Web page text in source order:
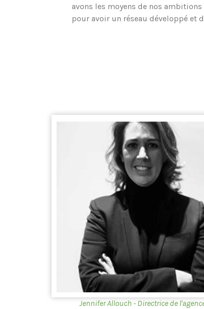
avons les moyens de nos
pour avoir un réseau développé et
Jennifer Allouch - Directrice de